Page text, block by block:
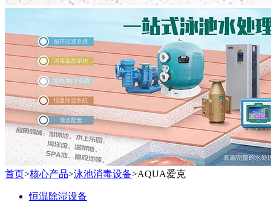
首页>核心产品>泳池消毒设备>AQUA爱克
恒温除湿设备